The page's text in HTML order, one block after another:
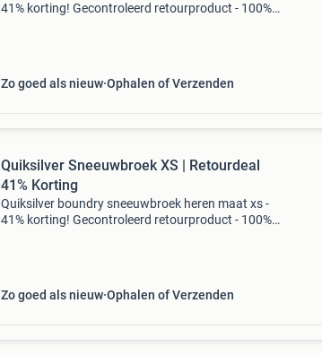
41% korting! Gecontroleerd retourproduct - 100%
Zo goed als nieuw Ophalen of Verzenden
Quiksilver Sneeuwbroek XS | Retourdeal
41% Korting
Quiksilver boundry sneeuwbroek heren maat xs -
41% korting! Gecontroleerd retourproduct - 100%
Zo goed als nieuw Ophalen of Verzenden